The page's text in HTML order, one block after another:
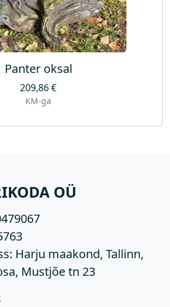
Panter oksal
209,86€
KM-ga
OÜ
Harju maakond, Tallinn,
Mustjõe tn 23